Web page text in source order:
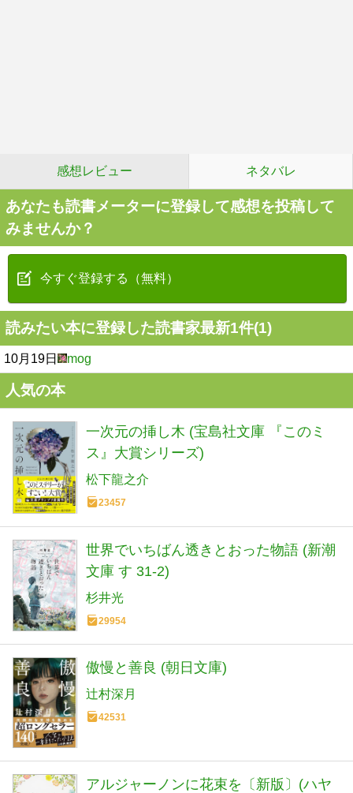
感想レビュー ネタバレ
あなたも読書メーターに登録して感想を投稿して
みませんか？
今すぐ登録する（無料）
読みたい本に登録した読書家最新1件(1)
10月19日 mog
人気の本
一次元の挿し木 (宝島社文庫 『このミ
ス』大賞シリーズ)
松下龍之介
23457
世界でいちばん透きとおった物語 (新潮
文庫 す 31-2)
杉井光
29954
傲慢と善良 (朝日文庫)
辻村深月
42531
アルジャーノンに花束を〔新版〕(ハヤ